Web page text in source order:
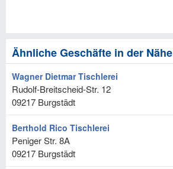
Ähnliche Geschäfte in der Nähe
Wagner Dietmar Tischlerei
Rudolf-Breitscheid-Str. 12
09217 Burgstädt
Berthold Rico Tischlerei
Peniger Str. 8A
09217 Burgstädt